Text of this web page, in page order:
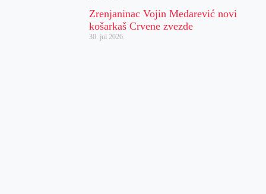
Zrenjaninac Vojin Medarević novi
košarkaš Crvene zvezde
30. jul 2026.